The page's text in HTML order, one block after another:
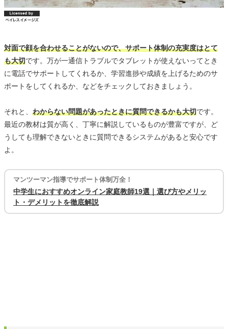
対面で顔を合わせることがないので、サポート体制の充実度はとて
も大切です。万が一通信トラブルでタブレットが使えないってとき
に電話でサポートしてくれるか、学習進捗や成績を上げるためのサ
ポートをしてくれるか、などをチェックしておきましょう。
それと、 わからない問題があったときに質問できるかも大切です。
最近の教材は質が高く、丁寧に解説しているものが豊富ですが、ど
うしても理解できないときに質問できるシステムがあると安心です
よ。
マンツーマン指導でサポート体制万全！
中学生におすすめオンライン家庭教師19選｜選び方やメリッ
ト・デメリットを徹底解説